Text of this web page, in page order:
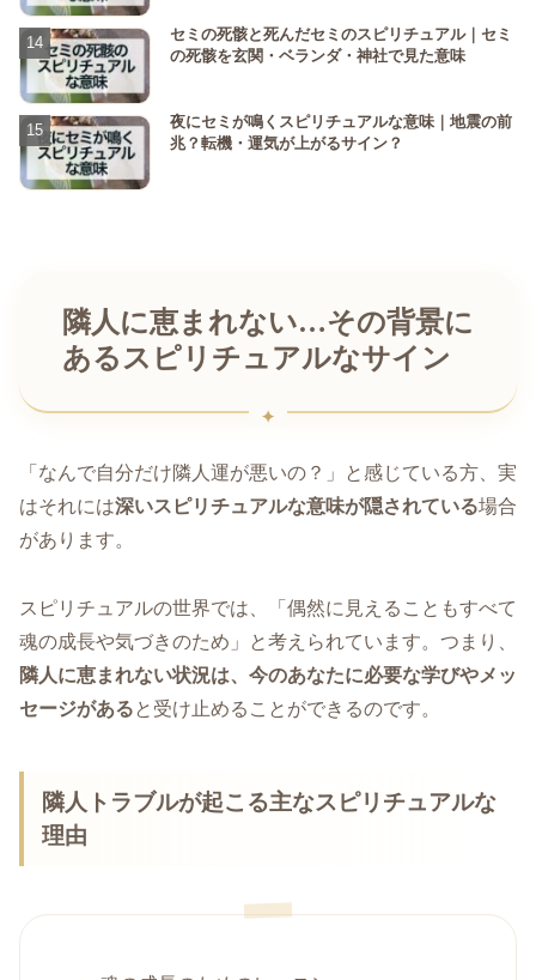
セミの死骸と死んだセミのスピリチュアル｜セミ
の死骸を玄関・ベランダ・神社で見た意味
夜にセミが鳴くスピリチュアルな意味｜地震の前
兆？転機・運気が上がるサイン？
隣人に恵まれない…その背景に
あるスピリチュアルなサイン
「なんで自分だけ隣人運が悪いの？」と感じている方、実
はそれには深いスピリチュアルな意味が隠されている場合
があります。
スピリチュアルの世界では、「偶然に見えることもすべて
魂の成長や気づきのため」と考えられています。つまり、
隣人に恵まれない状況は、今のあなたに必要な学びやメッ
セージがあると受け止めることができるのです。
隣人トラブルが起こる主なスピリチュアルな
理由